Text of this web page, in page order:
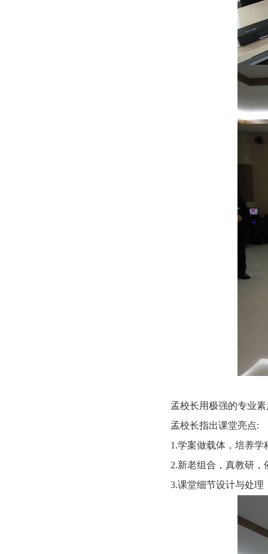
孟校长用极强的专业
孟校长指出课堂亮点:
1.学案做载体，培养
2.新老组合，真教研，
3.课堂细节设计与处